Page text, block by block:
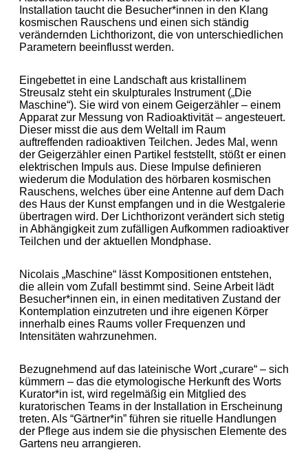
Installation taucht die Besucher*innen in den Klang
kosmischen Rauschens und einen sich ständig
verändernden Lichthorizont, die von unterschiedlichen
Parametern beeinflusst werden.
Eingebettet in eine Landschaft aus kristallinem
Streusalz steht ein skulpturales Instrument („Die
Maschine“). Sie wird von einem Geigerzähler – einem
Apparat zur Messung von Radioaktivität – angesteuert.
Dieser misst die aus dem Weltall im Raum
auftreffenden radioaktiven Teilchen. Jedes Mal, wenn
der Geigerzähler einen Partikel feststellt, stößt er einen
elektrischen Impuls aus. Diese Impulse definieren
wiederum die Modulation des hörbaren kosmischen
Rauschens, welches über eine Antenne auf dem Dach
des Haus der Kunst empfangen und in die Westgalerie
übertragen wird. Der Lichthorizont verändert sich stetig
in Abhängigkeit zum zufälligen Aufkommen radioaktiver
Teilchen und der aktuellen Mondphase.
Nicolais „Maschine“ lässt Kompositionen entstehen,
die allein vom Zufall bestimmt sind. Seine Arbeit lädt
Besucher*innen ein, in einen meditativen Zustand der
Kontemplation einzutreten und ihre eigenen Körper
innerhalb eines Raums voller Frequenzen und
Intensitäten wahrzunehmen.
Bezugnehmend auf das lateinische Wort „curare“ – sich
kümmern – das die etymologische Herkunft des Worts
Kurator*in ist, wird regelmäßig ein Mitglied des
kuratorischen Teams in der Installation in Erscheinung
treten. Als “Gärtner*in” führen sie rituelle Handlungen
der Pflege aus indem sie die physischen Elemente des
Gartens neu arrangieren.